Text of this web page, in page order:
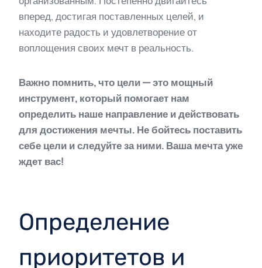
вперед, достигая поставленных целей, и
находите радость и удовлетворение от
воплощения своих мечт в реальность.
Важно помнить, что цели — это мощный
инструмент, который помогает нам
определить наше направление и действовать
для достижения мечты. Не бойтесь поставить
себе цели и следуйте за ними. Ваша мечта уже
ждет вас!
Определение
приоритетов и